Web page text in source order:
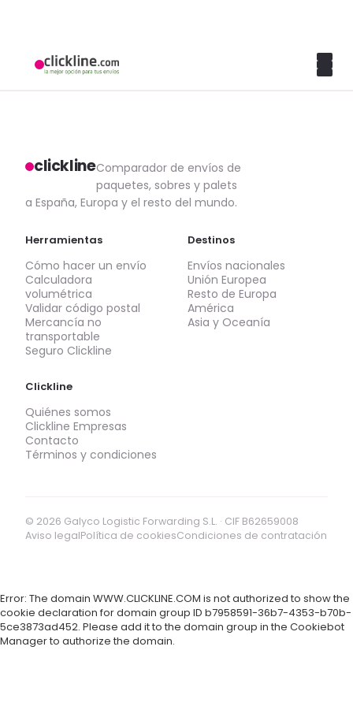
clicklineComparador de envíos de
paquetes, sobres y palets
a España, Europa y el resto del mundo.
Herramientas
Cómo hacer un envío
Calculadora
volumétrica
Validar código postal
Mercancía no
transportable
Seguro Clickline
Destinos
Envíos nacionales
Unión Europea
Resto de Europa
América
Asia y Oceanía
Clickline
Quiénes somos
Clickline Empresas
Contacto
Términos y condiciones
© 2026 Galyco Logistic Forwarding S.L. · CIF B62659008
Aviso legalPolítica de cookiesCondiciones de contratación
Error: The domain WWW.CLICKLINE.COM is not authorized to show the
cookie declaration for domain group ID b7958591-36b7-4353-b70b-
5ce3873ad452. Please add it to the domain group in the Cookiebot
Manager to authorize the domain.